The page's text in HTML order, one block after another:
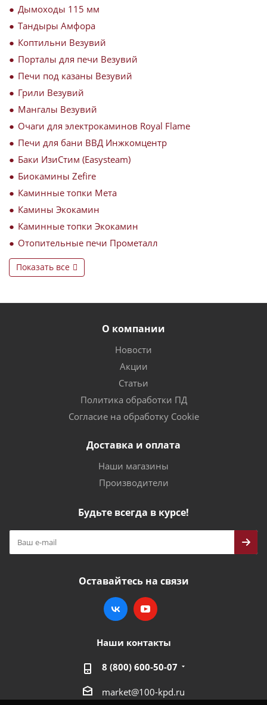
Дымоходы 115 мм
Тандыры Амфора
Коптильни Везувий
Порталы для печи Везувий
Печи под казаны Везувий
Грили Везувий
Мангалы Везувий
Очаги для электрокаминов Royal Flame
Печи для бани ВВД Инжкомцентр
Баки ИзиСтим (Easysteam)
Биокамины Zefire
Каминные топки Мета
Камины Экокамин
Каминные топки Экокамин
Отопительные печи Прометалл
Показать все
О компании
Новости
Акции
Статьи
Политика обработки ПД
Согласие на обработку Cookie
Доставка и оплата
Наши магазины
Производители
Будьте всегда в курсе!
Оставайтесь на связи
Наши контакты
8 (800) 600-50-07
market@100-kpd.ru